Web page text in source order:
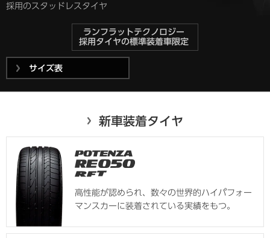
採用のスタッドレスタイヤ
ランフラットテクノロジー
採用タイヤの標準装着車限定
サイズ表
新車装着タイヤ
高性能が認められ、数々の世界的ハイパフォー
マンスカーに装着されている実績をもつ。